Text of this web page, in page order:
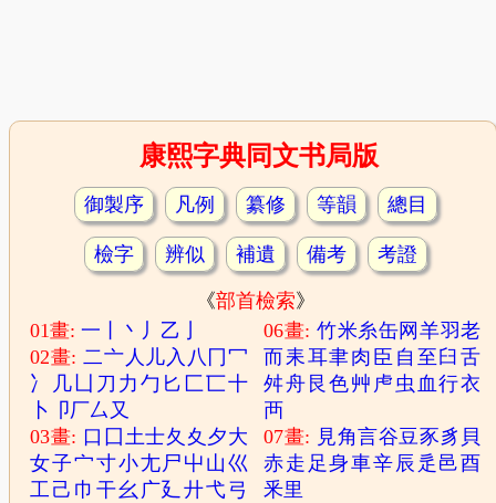
康熙字典同文书局版
御製序 凡例 纂修 等韻 總目
檢字 辨似 補遺 備考 考證
《部首檢索》
01畫:一 丶 丿 乙
02畫:二亠 人 儿入 八 冂冖
冫
几 凵 刀 力 勹 匕 匚匸十
卜
卩厂厶 又
03畫: 口 囗 土士夂 夊 夕大
女子宀寸小尢尸 屮 山巛
工 己 巾 干幺 广廴廾弋弓
06畫: 竹米糸缶网 羊羽老
而耒耳聿肉 臣 自 至 臼舌
舛舟 艮色艸 虍 虫 血行衣
襾
07畫: 見角言谷豆豕豸 貝
赤走 足身車辛辰 辵 邑酉
釆里